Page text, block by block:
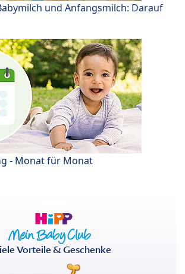
und Anfangsmilch: Darauf
- Monat für Monat
Vorteile & Geschenke